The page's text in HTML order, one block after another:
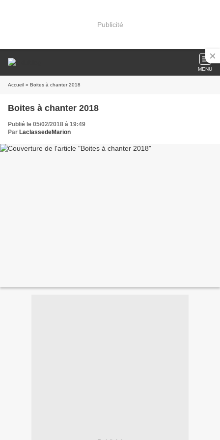
Publicité
MENU
Accueil » Boites à chanter 2018
Boites à chanter 2018
Publié le 05/02/2018 à 19:49
Par LaclassedeMarion